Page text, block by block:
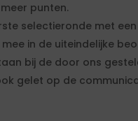
punten.
selectieronde met
in de uiteindelijke
bij de door ons
gelet op de